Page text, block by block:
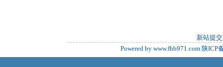
新站提交
Powered by www.fhb971.com 陕ICP